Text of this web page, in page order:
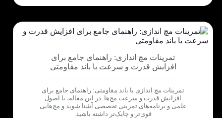
تمرینات مچ اندازی: راهنمای جامع برای
افزایش قدرت و سرعت با باند مقاومتی
تمرینات مچ اندازی با باند مقاومتی: راهنمای جامع برای
افزایش قدرت و سرعت مچ‌ها. در این مقاله، با اصول
علمی و برنامه‌های تمرینی تخصصی آشنا شوید و مچ‌هایی
قوی‌تر و چابک‌تر داشته باشید.